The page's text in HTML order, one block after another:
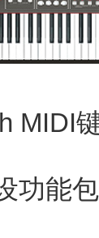
MIDI
能